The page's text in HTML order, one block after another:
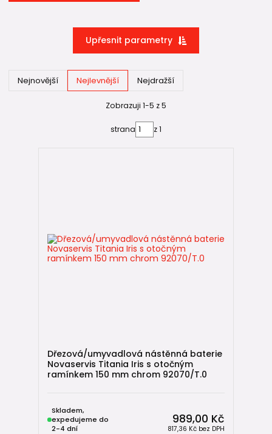
Upřesnit parametry
Nejnovější Nejlevnější Nejdražší
Zobrazuji 1-5 z 5
strana z 1
Dřezová/umyvadlová nástěnná baterie
Novaservis Titania Iris s otočným
ramínkem 150 mm chrom 92070/T.0
989,00 Kč
817,36 Kč bez DPH
Skladem,
expedujeme do
2-4 dní